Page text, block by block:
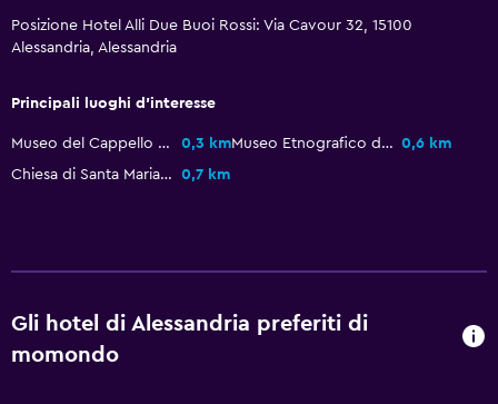
Canali pay-per-view
Lavanderia
Servizio stiro
Parcheggio privato
Posizione Hotel Alli Due Buoi Rossi: Via Cavour 32, 15100
Alessandria, Alessandria
Principali luoghi d'interesse
Museo del Cappello Borsalino 0,3 km Museo Etnografico della Gambarina C'era una Volta 0,6 km
Chiesa di Santa Maria di Castello
0,7 km
Gli hotel di Alessandria preferiti di
momondo